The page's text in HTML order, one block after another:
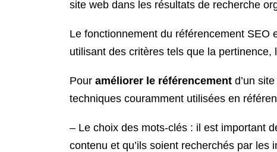
site web dans les résultats de recherche
Le fonctionnement du référencement SEO
utilisant des critères tels que la
Pour améliorer le référencement d’un
techniques couramment utilisées en
– Le choix des mots-clés : il est important
contenu et qu’ils soient recherchés par les